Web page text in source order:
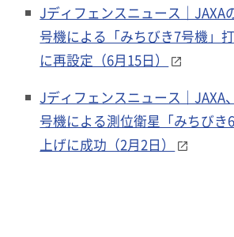
Jディフェンスニュース｜JAXA
号機による「みちびき7号機」
に再設定（6月15日）
Jディフェンスニュース｜JAXA
号機による測位衛星「みちびき
上げに成功（2月2日）